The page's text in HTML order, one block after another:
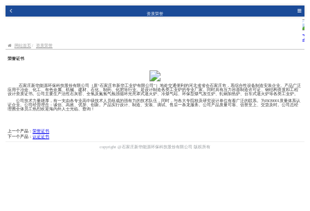
资质荣誉
网站首页 资质荣誉
荣誉证书
石家庄新华能源环保科技股份有限公司（原“石家庄市新华工业炉有限公司”）地处交通便利的河北省省会石家庄市，系综合性设备制造安装企业。产品广泛
应用于冶金、化工、有色金属、机械、建材、石化、制药、化肥等行业。是设计制造各类工业炉的专业厂家。同时具有压力容器制造许可证、钢结构资质和工程
设计资质证书。公司主要生产活性石灰窑、全氢及氮氢气氛强循环光亮罩式退火炉、冷煤气站、环保型煤气发生炉、轧钢加热炉、台车式退火炉等各类工业炉。
公司技术力量雄厚，有一支由各专业高中级技术人员组成的强有力的技术队伍，同时，与各大专院校及研究设计单位有着广泛的联系。为ISO9001质量体系认
证企业。公司经营理念：诚信、高效、优异、创新。产品实行设计、制造、安装、调试、售后一条龙服务。公司产品质量可靠、信誉至上、交货及时。公司总经
理携全体员工热烈欢迎海内外人士光临、垂询！
上一个产品：荣誉证书
下一个产品：认证证书
copyright @石家庄新华能源环保科技股份有限公司 版权所有